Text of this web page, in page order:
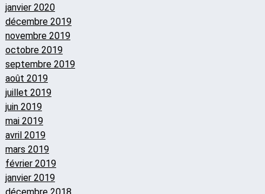
janvier 2020
décembre 2019
novembre 2019
octobre 2019
septembre 2019
août 2019
juillet 2019
juin 2019
mai 2019
avril 2019
mars 2019
février 2019
janvier 2019